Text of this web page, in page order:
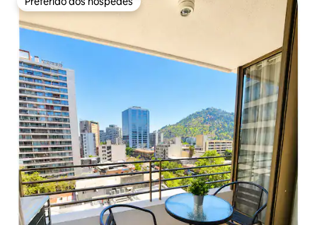
Preferido dos hóspedes